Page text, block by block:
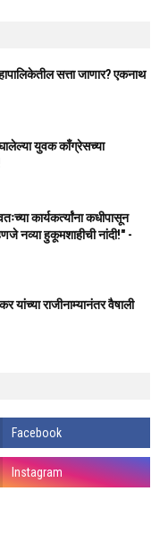
सत्ता जाणार? एकनाथ
युवक काँग्रेसच्या
कार्यकर्त्यांना कधीपासून
नव्या हुकूमशाहीची नांदी!" -
यांच्या राजीनाम्यानंतर वैषाली